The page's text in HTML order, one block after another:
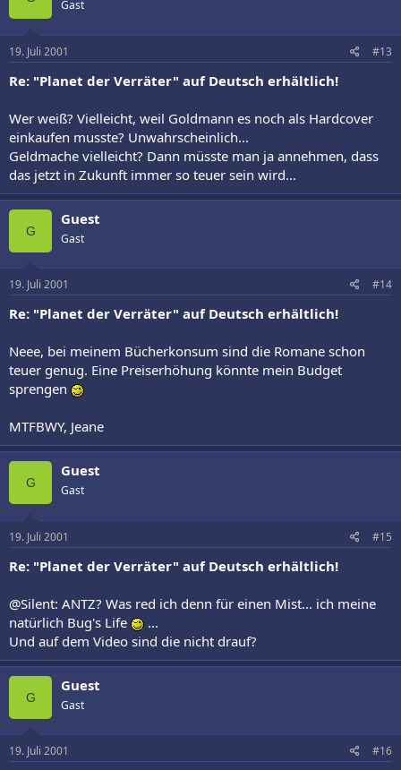
Gast
19. Juli 2001 #13
Re: "Planet der Verräter" auf Deutsch erhältlich!
Wer weiß? Vielleicht, weil Goldmann es noch als Hardcover
einkaufen musste? Unwahrscheinlich...
Geldmache vielleicht? Dann müsste man ja annehmen, dass
das jetzt in Zukunft immer so teuer sein wird...
G
Guest
Gast
19. Juli 2001 #14
Re: "Planet der Verräter" auf Deutsch erhältlich!
Neee, bei meinem Bücherkonsum sind die Romane schon
teuer genug. Eine Preiserhöhung könnte mein Budget
sprengen
MTFBWY, Jeane
G
Guest
Gast
19. Juli 2001 #15
Re: "Planet der Verräter" auf Deutsch erhältlich!
@Silent: ANTZ? Was red ich denn für einen Mist... ich meine
natürlich Bug's Life
...
Und auf dem Video sind die nicht drauf?
G
Guest
Gast
19. Juli 2001 #16